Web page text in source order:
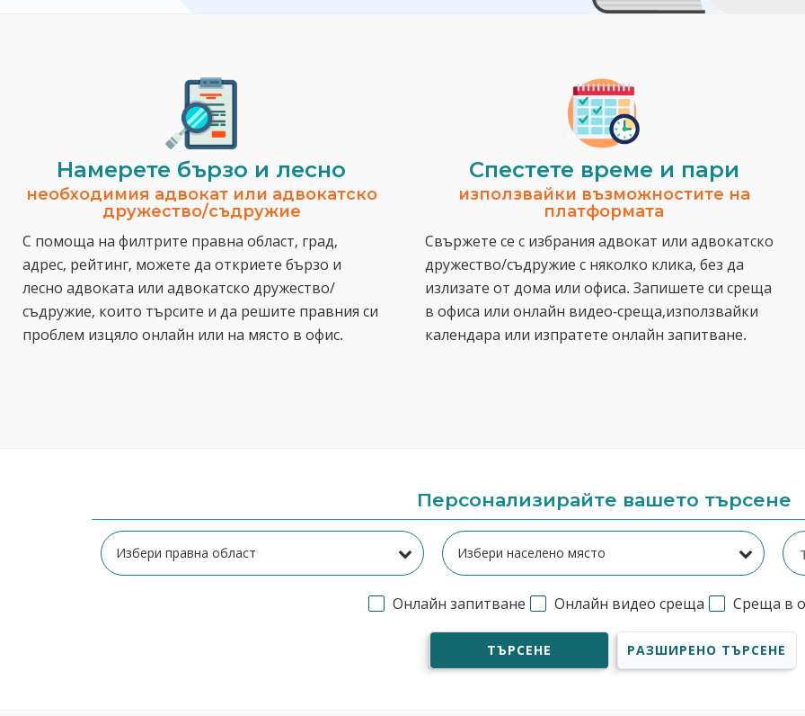
Намерете бързо и лесно
необходимия адвокат или адвокатско
дружество/съдружие
С помоща на филтрите правна област, град,
адрес, рейтинг, можете да откриете бързо и
лесно адвоката или адвокатско дружество/
съдружие, които търсите и да решите правния си
проблем изцяло онлайн или на място в офис.
Спестeте време и пари
използвайки възможностите на
платформата
Свържете се с избрания адвокат или адвокатско
дружество/съдружие с няколко клика, без да
излизате от дома или офиса. Запишете си среща
в офиса или онлайн видео-среща,използвайки
календара или изпратете онлайн запитване.
Персонализирайте вашето търсене
Онлайн запитване Онлайн видео среща Среща в
ТЪРСЕНЕ РАЗШИРЕНО ТЪРСЕНЕ